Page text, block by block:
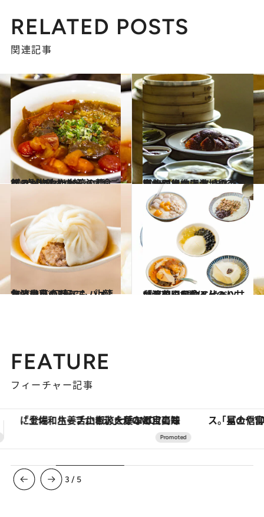
RELATED POSTS
関連記事
2020.4.13
プロが惚れた台湾の麵･ご飯･点心 訪れたら必ず食べるおいしい8軒
旅＆お出かけ 2020.4.9
台北には中国各地のごちそうが集結！ 名店で広東、四川、上海、雲南を堪能
旅＆お出かけ
2020.4.22
台湾はいつだって、小籠包と小菜 何度でもパオしたい最高の3軒
旅＆お出かけ 2020.4.21
台湾の国民的スイーツ「豆花」5選 ほんのり甘いおやつを食べ比べ
旅＆お出かけ
FEATURE
フィーチャー記事
「星のや富士」でデジタルデトックス。冨士信仰の歴史を辿り、心身を調える。 【夏限定ディナーコース】旬を
3 / 5